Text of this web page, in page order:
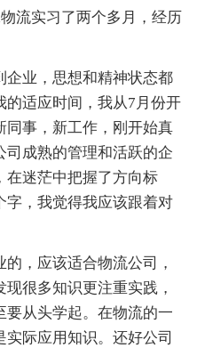
实习了两个多月，经历
业，思想和精神状态都
的适应时间，我从7月份开
同事，新工作，刚开始真
司成熟的管理和活跃的企
在迷茫中把握了方向标
字，我觉得我应该跟着对
，应该适合物流公司，
很多知识更注重实践，
要从头学起。在物流的一
际应用知识。还好公司